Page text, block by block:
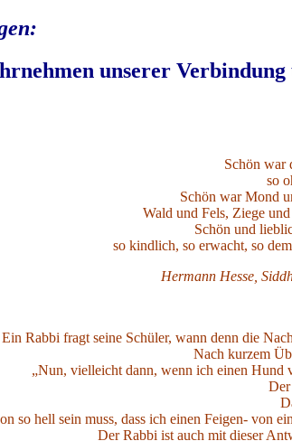
unserer
Schön war
so
Schön war Mond
Wald und Fels, Ziege
Schön und
so kindlich, so erwacht, so
Hermann Hesse,
Ein Rabbi fragt seine Schüler, wann denn die
Nach kurzem
„Nun, vielleicht dann, wenn ich einen Hund
so hell sein muss, dass ich einen Feigen- von
Der Rabbi ist auch mit dieser